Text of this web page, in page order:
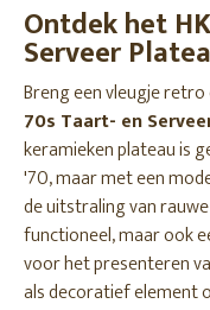
Ontdek het
Serveer
Breng een vleugje
70s Taart- en
keramieken plateau is
'70, maar met een
de uitstraling van
functioneel, maar ook
voor het presenteren
als decoratief element